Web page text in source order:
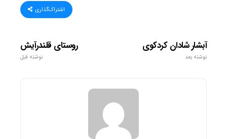
اشتراک‌گذاری
روستای قلندرآیش
نوشته قبل
آبشار شادان کردکوی
نوشته بعد